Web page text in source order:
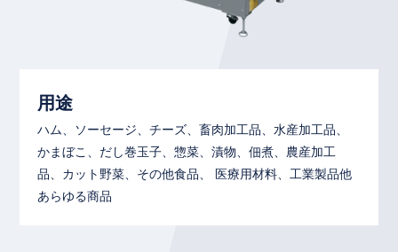
用途
ハム、ソーセージ、チーズ、畜肉加工品、水産加工品、
かまぼこ、だし巻玉子、惣菜、漬物、佃煮、農産加工
品、カット野菜、その他食品、 医療用材料、工業製品他
あらゆる商品